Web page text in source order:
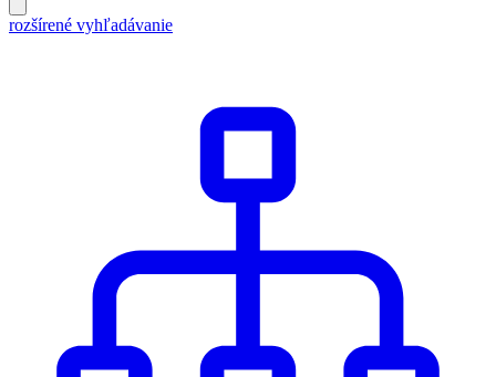
rozšírené vyhľadávanie